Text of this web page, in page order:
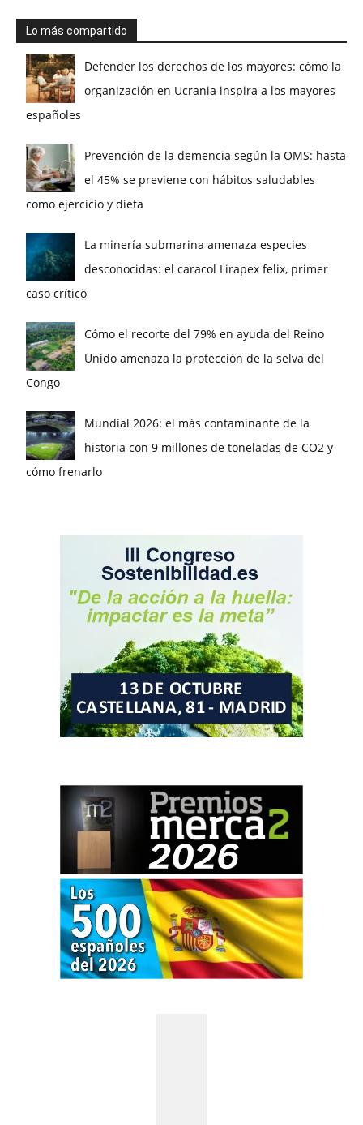
Lo más compartido
Defender los derechos de los mayores: cómo la
organización en Ucrania inspira a los mayores
españoles
Prevención de la demencia según la OMS: hasta
el 45% se previene con hábitos saludables
como ejercicio y dieta
La minería submarina amenaza especies
desconocidas: el caracol Lirapex felix, primer
caso crítico
Cómo el recorte del 79% en ayuda del Reino
Unido amenaza la protección de la selva del
Congo
Mundial 2026: el más contaminante de la
historia con 9 millones de toneladas de CO2 y
cómo frenarlo